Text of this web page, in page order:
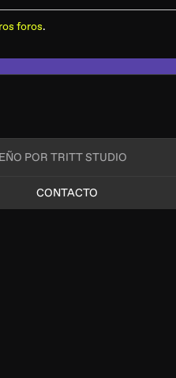
foros.
POR TRITT STUDIO
CONTACTO